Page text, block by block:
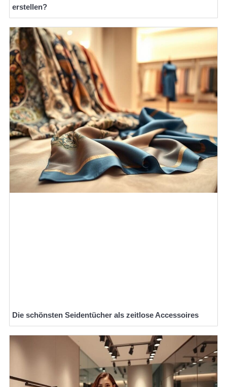
erstellen?
Die schönsten Seidentücher als zeitlose Accessoires